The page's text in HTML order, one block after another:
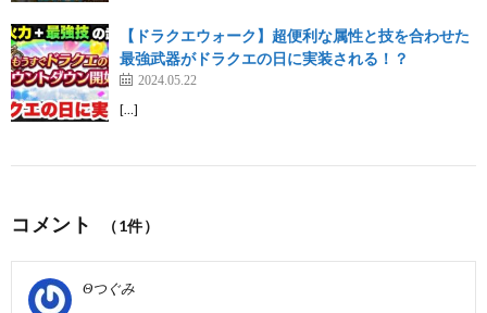
【ドラクエウォーク】超便利な属性と技を合わせた
最強武器がドラクエの日に実装される！？
2024.05.22
[…]
コメント （1件）
Θつぐみ